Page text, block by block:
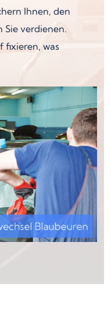
Ihnen, den
Sie verdienen.
fixieren, was